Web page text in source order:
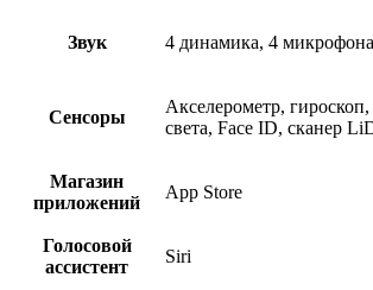
Звук 4 динамика, 4 микрофона
Сенсоры
Акселерометр,
света, Face ID, сканер
Магазин
приложений
App Store
Голосовой
ассистент
Siri